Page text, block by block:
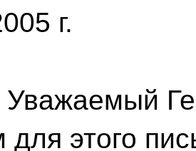
г.
Уважаемый
этого